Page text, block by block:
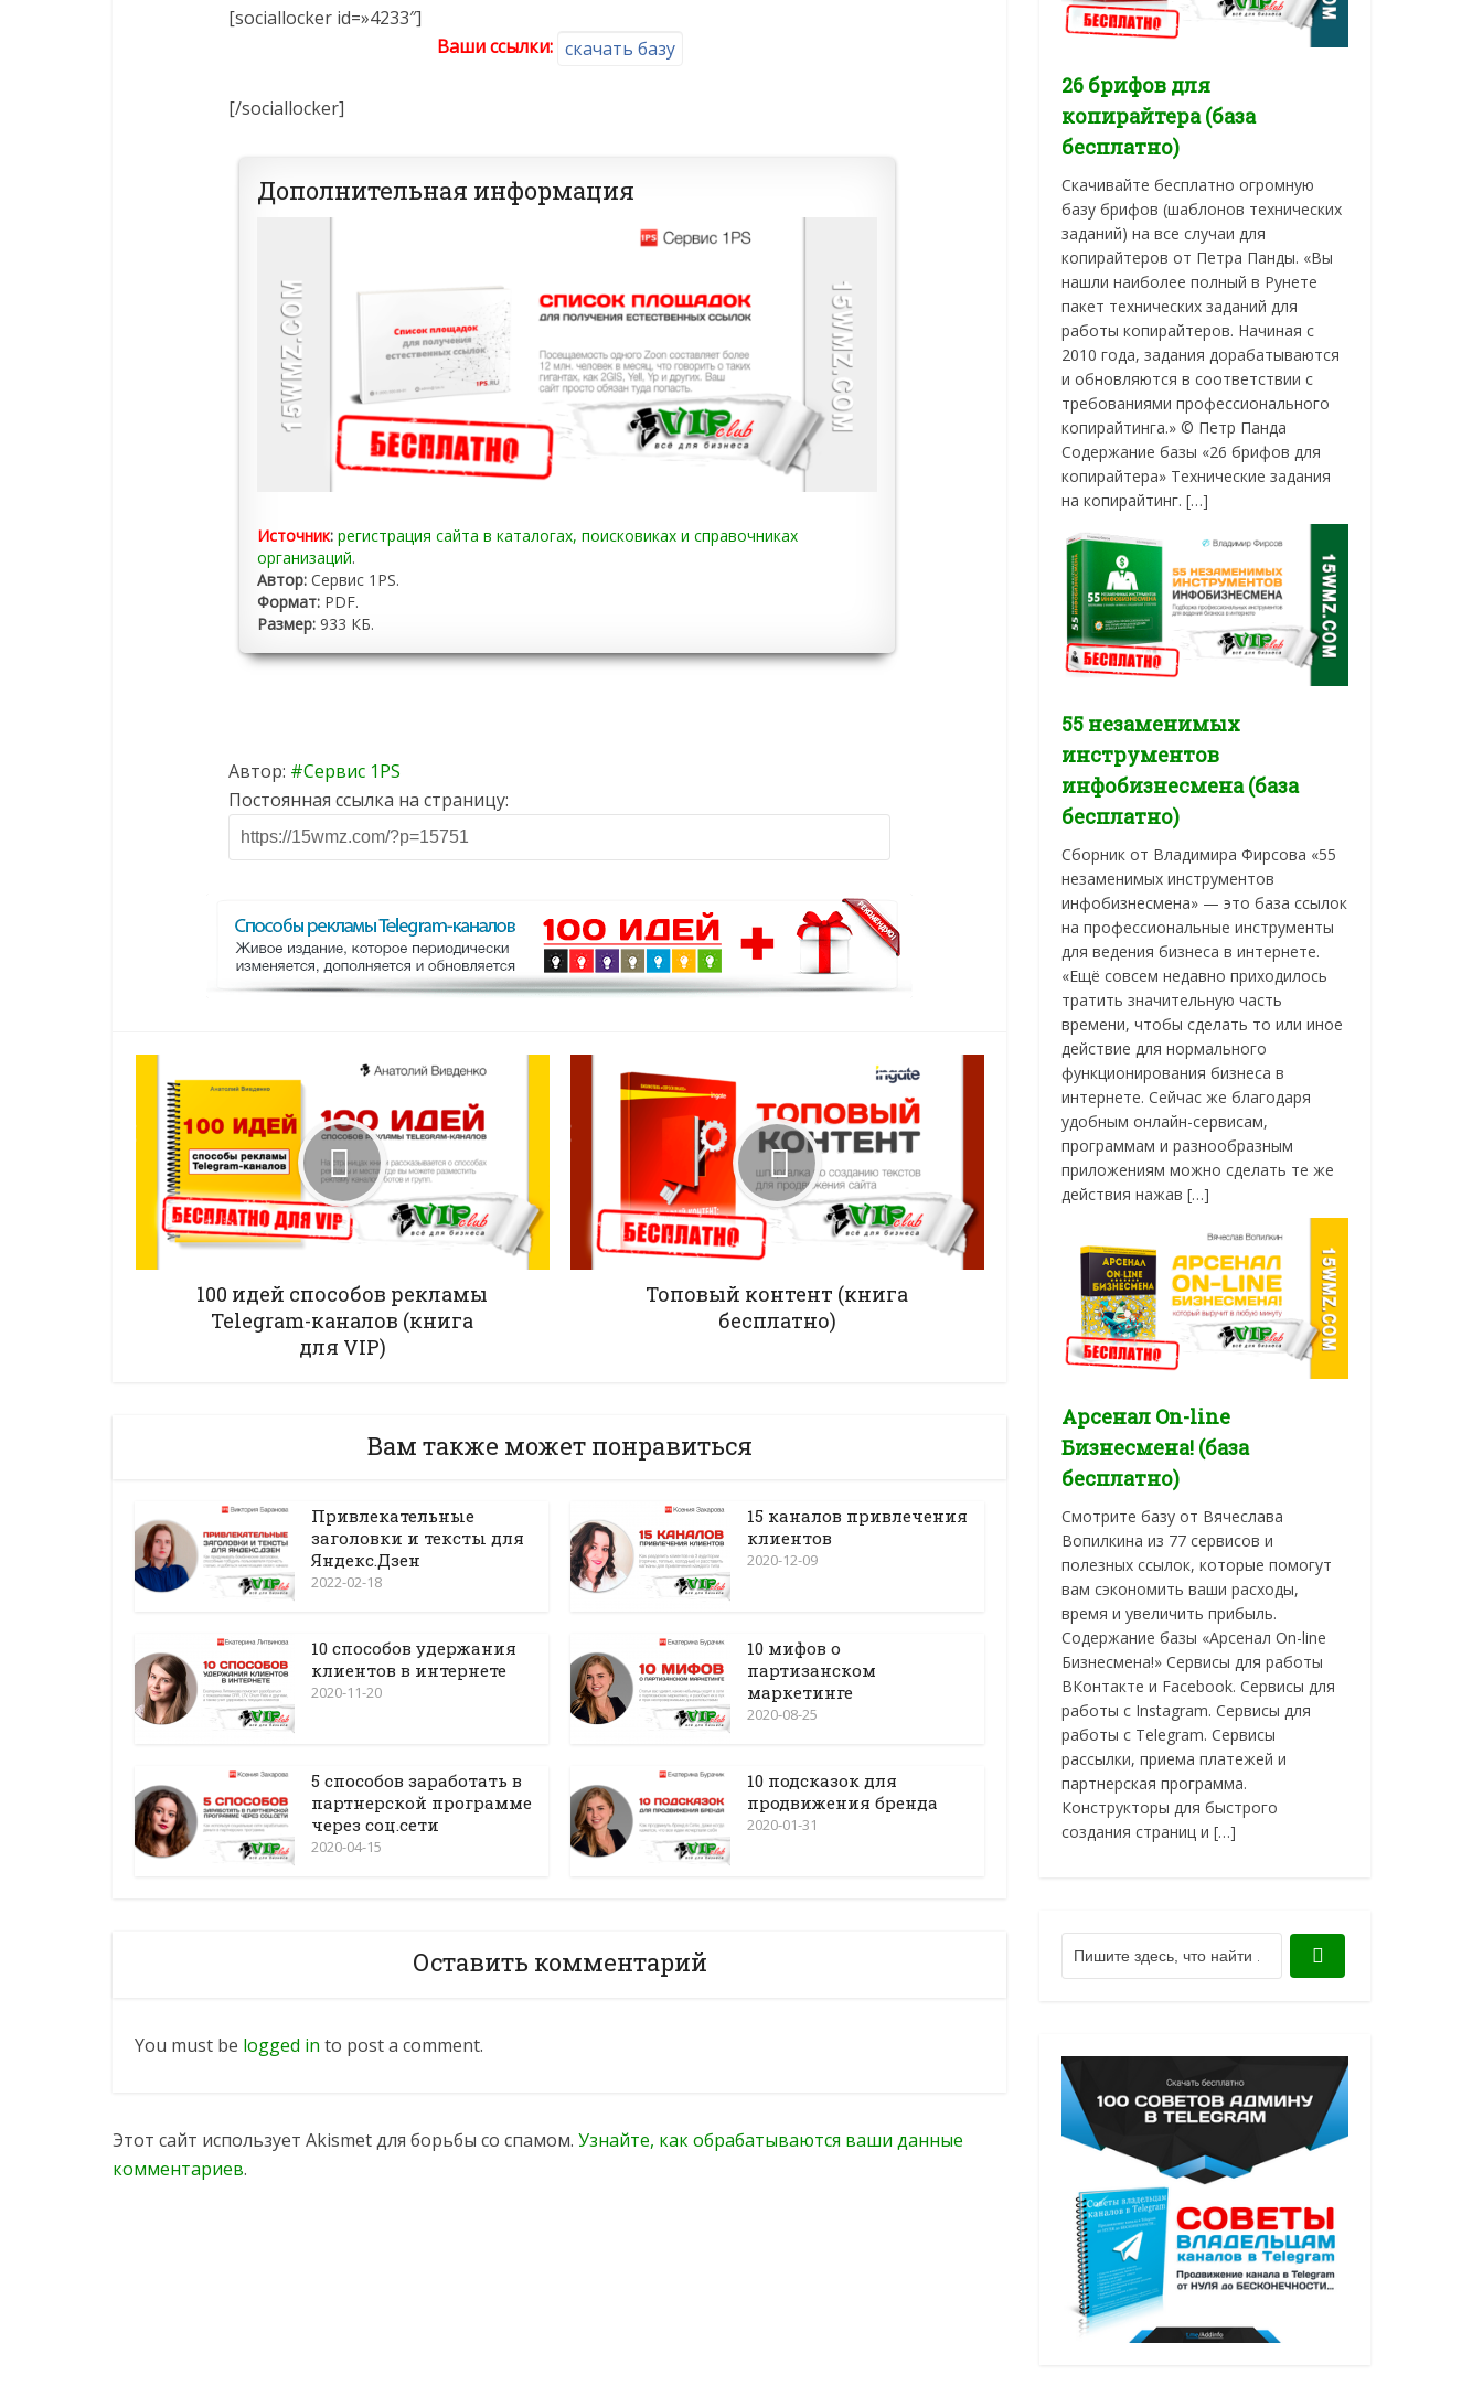
[sociallocker id=»4233″]
Ваши ссылки: скачать базу
[/sociallocker]
Дополнительная информация
Источник: регистрация сайта в каталогах, поисковиках и справочниках
организаций.
Автор: Сервис 1PS.
Формат: PDF.
Размер: 933 КБ.
Автор:
Сервис 1PS
Постоянная ссылка на страницу:
100 идей способов рекламы
Telegram-каналов (книга
для VIP)
Топовый контент (книга
бесплатно)
Вам также может понравиться
Привлекательные
заголовки и тексты для
Яндекс.Дзен
2022-02-18
15 каналов привлечения
клиентов
2020-12-09
10 способов удержания
клиентов в интернете
2020-11-20
10 мифов о
партизанском
маркетинге
2020-08-25
5 способов заработать в
партнерской программе
через соц.сети
2020-04-15
10 подсказок для
продвижения бренда
2020-01-31
Оставить комментарий
You must be logged in to post a comment.
Этот сайт использует Akismet для борьбы со спамом. Узнайте, как обрабатываются ваши данные
комментариев.
26 брифов для
копирайтера (база
бесплатно)
Скачивайте бесплатно огромную
базу брифов (шаблонов технических
заданий) на все случаи для
копирайтеров от Петра Панды. «Вы
нашли наиболее полный в Рунете
пакет технических заданий для
работы копирайтеров. Начиная с
2010 года, задания дорабатываются
и обновляются в соответствии с
требованиями профессионального
копирайтинга.» © Петр Панда
Содержание базы «26 брифов для
копирайтера» Технические задания
на копирайтинг. […]
55 незаменимых
инструментов
инфобизнесмена (база
бесплатно)
Сборник от Владимира Фирсова «55
незаменимых инструментов
инфобизнесмена» — это база ссылок
на профессиональные инструменты
для ведения бизнеса в интернете.
«Ещё совсем недавно приходилось
тратить значительную часть
времени, чтобы сделать то или иное
действие для нормального
функционирования бизнеса в
интернете. Сейчас же благодаря
удобным онлайн-сервисам,
программам и разнообразным
приложениям можно сделать те же
действия нажав […]
Арсенал On-line
Бизнесмена! (база
бесплатно)
Смотрите базу от Вячеслава
Вопилкина из 77 сервисов и
полезных ссылок, которые помогут
вам сэкономить ваши расходы,
время и увеличить прибыль.
Содержание базы «Арсенал On-line
Бизнесмена!» Сервисы для работы
ВКонтакте и Facebook. Сервисы для
работы с Instagram. Сервисы для
работы с Telegram. Сервисы
рассылки, приема платежей и
партнерская программа.
Конструкторы для быстрого
создания страниц и […]